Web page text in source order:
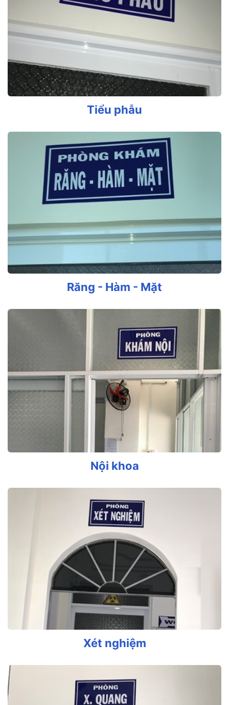
Tiểu phẫu
Răng - Hàm - Mặt
Nội khoa
Xét nghiệm